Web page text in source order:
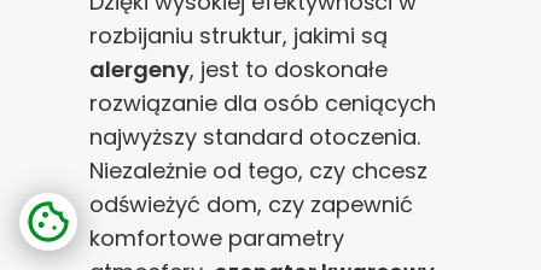
rozbijaniu struktur, jakimi są
alergeny, jest to doskonałe
rozwiązanie dla osób ceniących
najwyższy standard otoczenia.
Niezależnie od tego, czy chcesz
odświeżyć dom, czy zapewnić
komfortowe parametry